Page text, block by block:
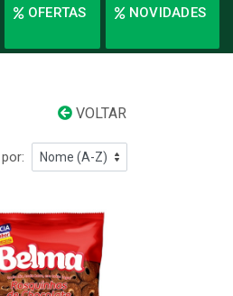
OFERTAS NOVIDADES
VOLTAR